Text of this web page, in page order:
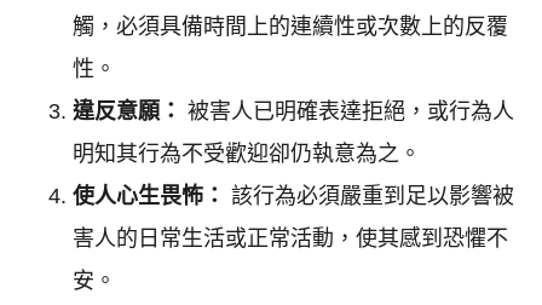
觸，必須具備時間上的連續性或次數上的反覆
性。
違反意願： 被害人已明確表達拒絕，或行為人
明知其行為不受歡迎卻仍執意為之。
使人心生畏怖： 該行為必須嚴重到足以影響被
害人的日常生活或正常活動，使其感到恐懼不
安。